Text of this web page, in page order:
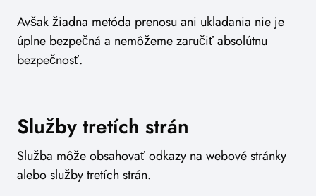
Avšak žiadna metóda prenosu ani ukladania nie je
úplne bezpečná a nemôžeme zaručiť absolútnu
bezpečnosť.
Služby tretích strán
Služba môže obsahovať odkazy na webové stránky
alebo služby tretích strán.